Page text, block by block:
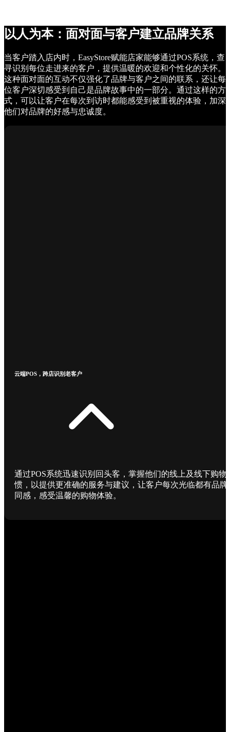
以人为本：面对面与客户建立品牌关系
当客户踏入店内时，EasyStore赋能店家能够通过POS系统，查
寻识别每位走进来的客户，提供温暖的欢迎和个性化的关怀。
这种面对面的互动不仅强化了品牌与客户之间的联系，还让每
位客户深切感受到自己是品牌故事中的一部分。通过这样的方
式，可以让客户在每次到访时都能感受到被重视的体验，加深
他们对品牌的好感与忠诚度。
云端POS，跨店识别老客户
通过POS系统迅速识别回头客，掌握他们的线上及线下购物
惯，以提供更准确的服务与建议，让客户每次光临都有品牌
同感，感受温馨的购物体验。